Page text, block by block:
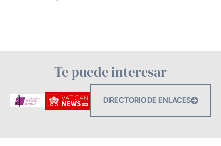
Te puede interesar
DIRECTORIO DE ENLACES